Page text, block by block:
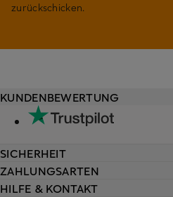
zurückschicken.
HILFE & KONTAKT
KUNDENBEWERTUNG
SICHERHEIT
ZAHLUNGSARTEN